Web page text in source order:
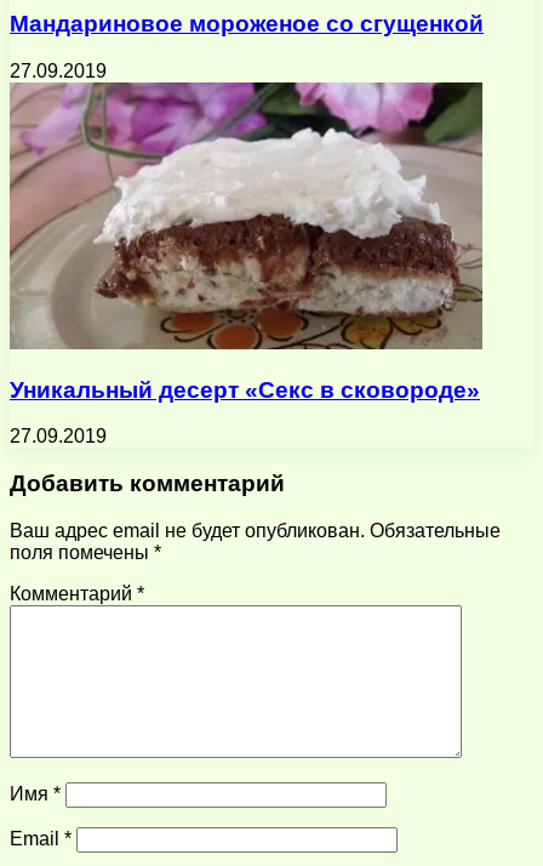
Мандариновое мороженое со сгущенкой
27.09.2019
Уникальный десерт «Секс в сковороде»
27.09.2019
Добавить комментарий
Ваш адрес email не будет опубликован. Обязательные
поля помечены *
Комментарий *
Имя *
Email *